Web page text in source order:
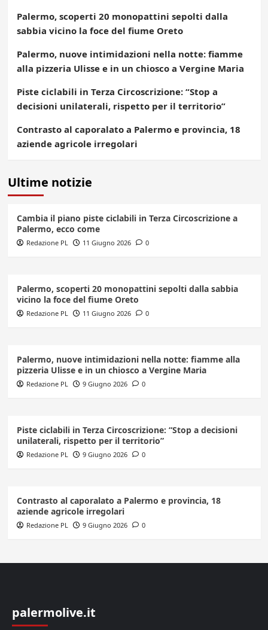
Palermo, scoperti 20 monopattini sepolti dalla
sabbia vicino la foce del fiume Oreto
Palermo, nuove intimidazioni nella notte: fiamme
alla pizzeria Ulisse e in un chiosco a Vergine Maria
Piste ciclabili in Terza Circoscrizione: “Stop a
decisioni unilaterali, rispetto per il territorio”
Contrasto al caporalato a Palermo e provincia, 18
aziende agricole irregolari
Ultime notizie
Cambia il piano piste ciclabili in Terza Circoscrizione a
Palermo, ecco come
Redazione PL 11 Giugno 2026 0
Palermo, scoperti 20 monopattini sepolti dalla sabbia
vicino la foce del fiume Oreto
Redazione PL 11 Giugno 2026 0
Palermo, nuove intimidazioni nella notte: fiamme alla
pizzeria Ulisse e in un chiosco a Vergine Maria
Redazione PL 9 Giugno 2026 0
Piste ciclabili in Terza Circoscrizione: “Stop a decisioni
unilaterali, rispetto per il territorio”
Redazione PL 9 Giugno 2026 0
Contrasto al caporalato a Palermo e provincia, 18
aziende agricole irregolari
Redazione PL 9 Giugno 2026 0
palermolive.it